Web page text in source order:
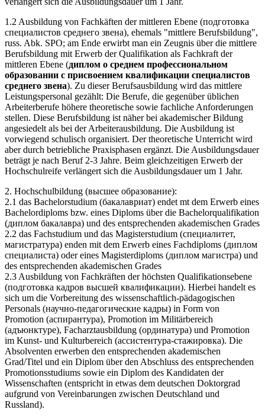
1.2 Ausbildung von Fachkäften der mittleren Ebene (подготовка
специалистов среднего звена), ehemals "mittlere Berufsbildung",
russ. Abk. SPO; am Ende erwirbt man ein Zeugnis über die mittlere
Berufsbildung mit Erwerb der Qualifikation als Fachkraft der
mittleren Ebene (диплом о среднем профессиональном
образовании с присвоением квалификации специалистов
среднего звена). Zu dieser Berufsausbildung wird das mittlere
Leistungspersonal gezählt: Die Berufe, die gegenüber üblichen
Arbeiterberufe höhere theoretische sowie fachliche Anforderungen
stellen. Diese Berufsbildung ist näher bei akademischer Bildung
angesiedelt als bei der Arbeiterausbildung. Die Ausbildung ist
vorwiegend schulisch organisiert. Der theoretische Unterricht wird
aber durch betriebliche Praxisphasen ergänzt. Die Ausbildungsdauer
beträgt je nach Beruf 2-3 Jahre. Beim gleichzeitigen Erwerb der
Hochschulreife verlängert sich die Ausbildungsdauer um 1 Jahr.
2. Hochschulbildung (высшее образование):
2.1 das Bachelorstudium (бакалавриат) endet mt dem Erwerb eines
Bachelordiploms bzw. eines Diploms über die Bachelorqualifikation
(диплом бакалавра) und des entsprechenden akademischen Grades
2.2 das Fachstudium und das Magisterstudium (специалитет,
магистратура) enden mit dem Erwerb eines Fachdiploms (диплом
специалиста) oder eines Magisterdiploms (диплом магистра) und
des entsprechenden akademischen Grades
2.3 Ausbildung von Fachkräften der höchsten Qualifikationsebene
(подготовка кадров высшей квалификации). Hierbei handelt es
sich um die Vorbereitung des wissenschaftlich-pädagogischen
Personals (научно-педагогические кадры) in Form von
Promotion (аспирантура), Promotion im Militärbereich
(адъюнктуре), Facharztausbildung (ординатура) und Promotion
im Kunst- und Kulturbereich (ассистентура-стажировка). Die
Absolventen erwerben den entsprechenden akademischen
Grad/Titel und ein Diplom über den Abschluss des entsprechenden
Promotionsstudiums sowie ein Diplom des Kandidaten der
Wissenschaften (entspricht in etwas dem deutschen Doktorgrad
aufgrund von Vereinbarungen zwischen Deutschland und
Russland).